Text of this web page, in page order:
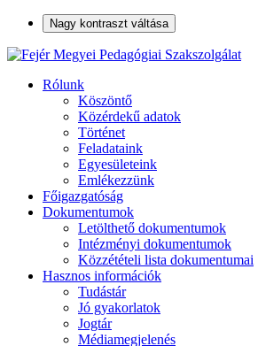
Nagy kontraszt váltása
Rólunk
Köszöntő
Közérdekű adatok
Történet
Feladataink
Egyesületeink
Emlékezzünk
Főigazgatóság
Dokumentumok
Letölthető dokumentumok
Intézményi dokumentumok
Közzétételi lista dokumentumai
Hasznos információk
Tudástár
Jó gyakorlatok
Jogtár
Médiamegjelenés